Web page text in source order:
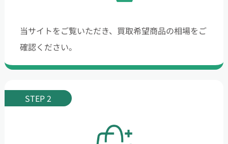
当サイトをご覧いただき、買取希望商品の相場をご
確認ください。
STEP 2